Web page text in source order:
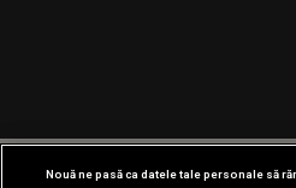
Nouă ne pasă ca datele tale personale să